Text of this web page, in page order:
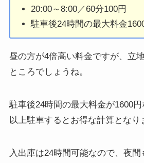
20:00～8:00／60分100円
駐車後24時間の最大料金
昼の方が4倍高い料金ですが、立
ところでしょうね。
駐車後24時間の最大料金が1600
以上駐車するとお得な計算となり
入出庫は24時間可能なので、夜間